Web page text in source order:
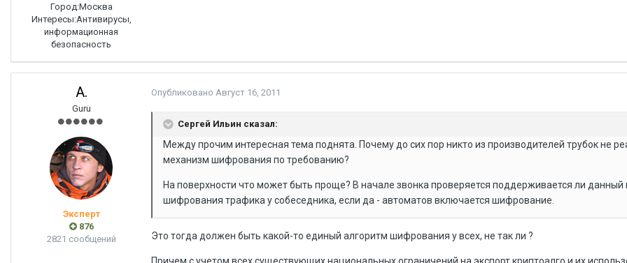
Город:Москва
Интересы:Антивирусы,
информационная
безопасность
A.
Guru
Эксперт
876
2821 сообщений
Опубликовано Август 16, 2011
Сергей Ильин сказал:
Между прочим интересная тема поднята. Почему до сих пор никто из производителей трубок не
механизм шифрования по требованию?
На поверхности что может быть проще? В начале звонка проверяется поддерживается ли данный
шифрования трафика у собеседника, если да - автоматов включается шифрование.
Это тогда должен быть какой-то единый алгоритм шифрования у всех, не так ли ?